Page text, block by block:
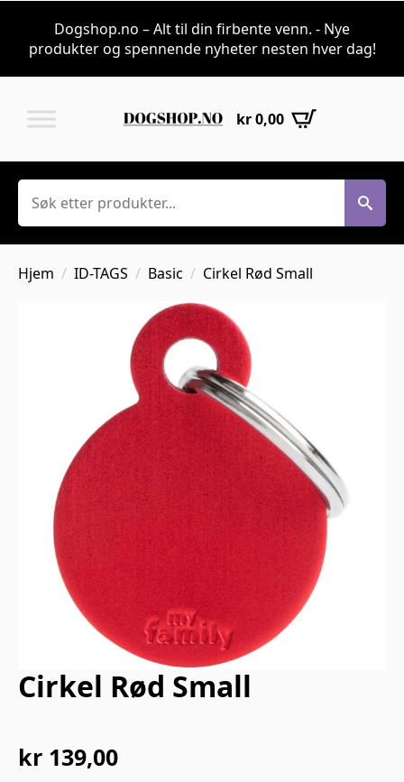
Dogshop.no – Alt til din firbente venn. - Nye
produkter og spennende nyheter nesten hver dag!
kr0,00
Søk
Hjem ID-TAGS Basic Cirkel Rød Small
Cirkel Rød Small
kr 139,00